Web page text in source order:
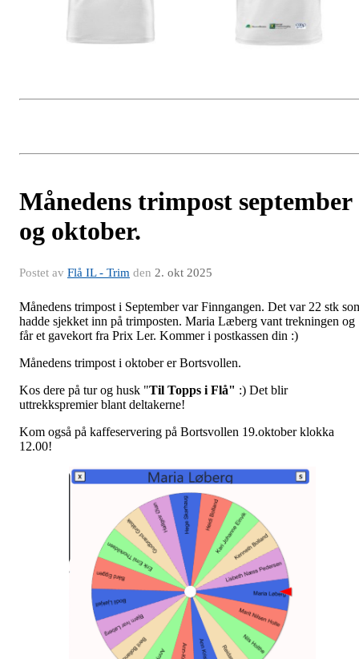
Månedens trimpost september
og oktober.
Postet av Flå IL - Trim den 2. okt 2025
Månedens trimpost i September var Finngangen. Det var 22 stk
hadde sjekket inn på trimposten. Maria Læberg vant trekningen og
får et gavekort fra Prix Ler. Kommer i postkassen din :)
Månedens trimpost i oktober er Bortsvollen.
Kos dere på tur og husk "Til Topps i Flå" :) Det blir
uttrekkspremier blant deltakerne!
Kom også på kaffeservering på Bortsvollen 19.oktober klokka
12.00!